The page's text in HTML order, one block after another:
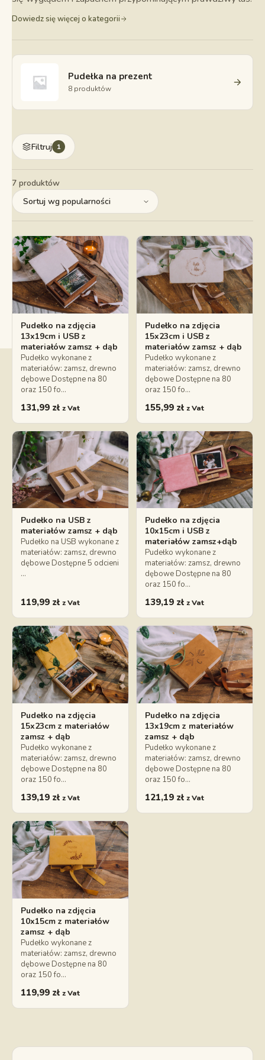
Dowiedz się więcej o kategorii
Pudełka na prezent
8 produktów
Filtruj 1
7 produktów
Pudełko na zdjęcia
13x19cm i USB z
materiałów zamsz + dąb
Pudełko wykonane z
materiałów: zamsz, drewno
dębowe Dostępne na 80
oraz 150 fo…
131,99 zł z Vat
Pudełko na zdjęcia
15x23cm i USB z
materiałów zamsz + dąb
Pudełko wykonane z
materiałów: zamsz, drewno
dębowe Dostępne na 80
oraz 150 fo…
155,99 zł z Vat
Pudełko na USB z
materiałów zamsz + dąb
Pudełko na USB wykonane z
materiałów: zamsz, drewno
dębowe Dostępne 5 odcieni
…
119,99 zł z Vat
Pudełko na zdjęcia
10x15cm i USB z
materiałów zamsz+dąb
Pudełko wykonane z
materiałów: zamsz, drewno
dębowe Dostępne na 80
oraz 150 fo…
139,19 zł z Vat
Pudełko na zdjęcia
15x23cm z materiałów
zamsz + dąb
Pudełko wykonane z
materiałów: zamsz, drewno
dębowe Dostępne na 80
oraz 150 fo…
139,19 zł z Vat
Pudełko na zdjęcia
13x19cm z materiałów
zamsz + dąb
Pudełko wykonane z
materiałów: zamsz, drewno
dębowe Dostępne na 80
oraz 150 fo…
121,19 zł z Vat
Pudełko na zdjęcia
10x15cm z materiałów
zamsz + dąb
Pudełko wykonane z
materiałów: zamsz, drewno
dębowe Dostępne na 80
oraz 150 fo…
119,99 zł z Vat